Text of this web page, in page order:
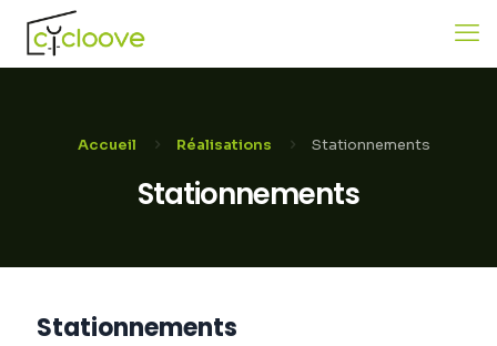
Stationnements
Accueil Réalisations Stationnements
Stationnements